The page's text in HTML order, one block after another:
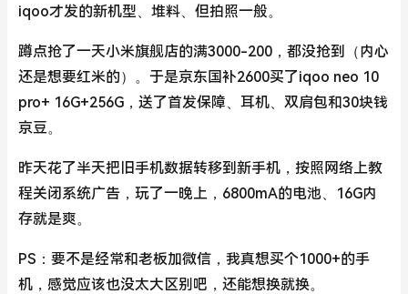
iqoo才发的新机型、堆料、但拍照一般。
蹲点抢了一天小米旗舰店的满3000-200，都没抢到（内心
还是想要红米的）。于是京东国补2600买了iqoo neo 10
pro+ 16G+256G，送了首发保障、耳机、双肩包和30块钱
京豆。
昨天花了半天把旧手机数据转移到新手机，按照网络上教
程关闭系统广告，玩了一晚上，6800mA的电池、16G内
存就是爽。
PS：要不是经常和老板加微信，我真想买个1000+的手
机，感觉应该也没太大区别吧，还能想换就换。